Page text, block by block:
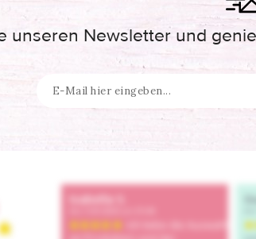
unseren Newsletter und